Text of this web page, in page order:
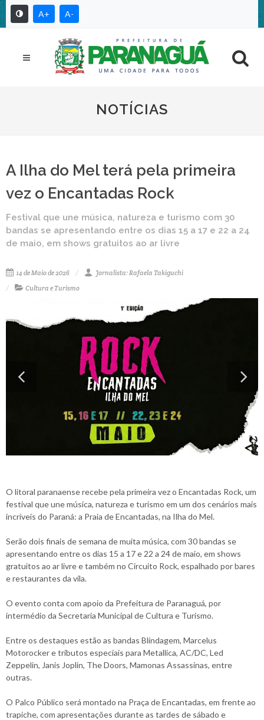
A+ A-
NOTÍCIAS
A Ilha do Mel terá pela primeira
vez o Encantadas Rock
Festival que une música, natureza e turismo com 30
bandas se apresentando entre os dias 15 a 17 e 22 a 24
de maio, em shows gratuitos ao ar livre
14 de Maio de 2026
Jornalista: Rafaela Takiguchi
Cultura e Turismo
O litoral paranaense recebe pela primeira vez o Encantadas Rock, um
festival que une música, natureza e turismo em um dos cenários mais
incríveis do Paraná: a Praia de Encantadas, na Ilha do Mel.
Serão dois finais de semana de muita música, com 30 bandas se
apresentando entre os dias 15 a 17 e 22 a 24 de maio, em shows
gratuitos ao ar livre e também no Circuito Rock, espalhado por bares
e restaurantes da vila.
O evento conta com apoio da Prefeitura de Paranaguá, por
intermédio da Secretaria Municipal de Cultura e Turismo.
Entre os destaques estão as bandas Blindagem, Marcelus
Motorocker e tributos especiais para Metallica, AC/DC, Led
Zeppelin, Janis Joplin, The Doors, Mamonas Assassinas, entre
outras.
O Palco Público será montado na Praça de Encantadas, em frente ao
trapiche, com apresentações durante as tardes de sábado e